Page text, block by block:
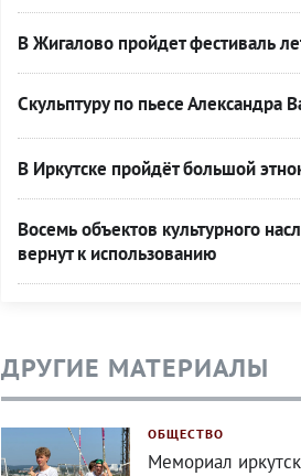
В Жигалово пройдет фестиваль
Скульптуру по пьесе Александра
В Иркутске пройдёт большой
Восемь объектов культурного
вернут к использованию
ДРУГИЕ МАТЕРИАЛЫ
ОБЩЕСТВО
Мемориал